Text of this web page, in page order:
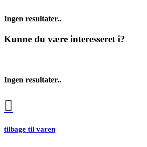
Ingen resultater..
Kunne du være interesseret i?
Ingen resultater..
tilbage til varen